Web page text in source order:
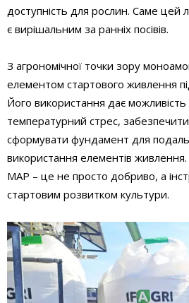
доступність для рослин. Саме цей
є вирішальним за ранніх посівів.
З агрономічної точки зору
елементом стартового живлення
Його використання дає
температурний стрес,
сформувати фундамент для
використання елементів живлення.
MAP – це не просто добриво, а
стартовим розвитком культури.